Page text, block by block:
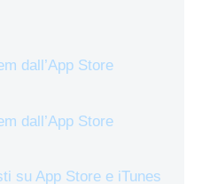
dall’App Store
dall’App Store
su App Store e iTunes